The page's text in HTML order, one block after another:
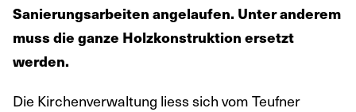
Sanierungsarbeiten angelaufen. Unter anderem
muss die ganze Holzkonstruktion ersetzt
werden.
Die Kirchenverwaltung liess sich vom Teufner